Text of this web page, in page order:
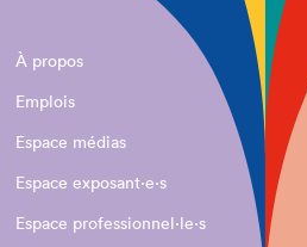
À propos
Emplois
Espace médias
Espace exposant·e⋅s
Espace professionnel·le⋅s